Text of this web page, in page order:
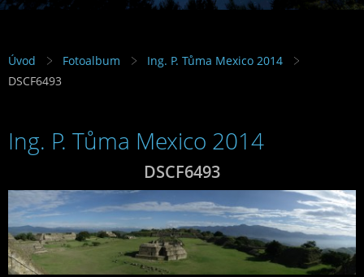
Úvod Fotoalbum
Ing. P. Tůma Mexico 2014
DSCF6493
Ing. P. Tůma Mexico 2014
DSCF6493